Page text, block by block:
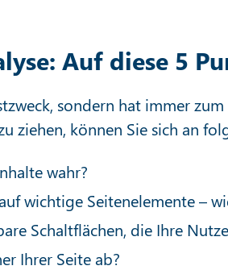
Auf diese 5
sondern hat immer
ziehen, können Sie sich an
wahr?
wichtige Seitenelemente –
Schaltflächen, die Ihre
Ihrer Seite ab?